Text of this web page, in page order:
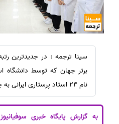
برتر جهان که توسط دانشگاه
نام 24 استاد پرستاری ایرانی به چشم می‌خورد.
به گزارش پایگاه خبری سوفیانیوز